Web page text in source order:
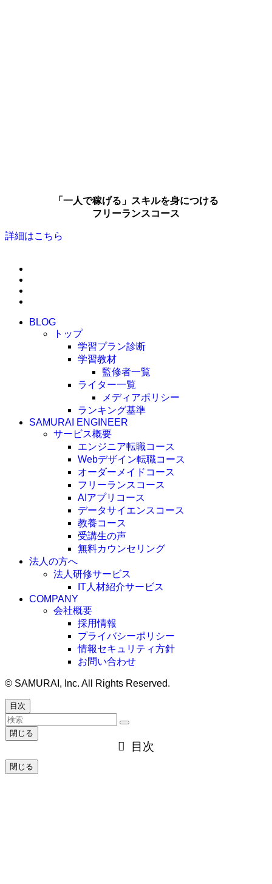
「一人で稼げる」スキルを身につける
フリーランスコース
詳細はこちら
BLOG
トップ
学習プラン診断
学習教材
監修者一覧
ライター一覧
メディアポリシー
ランキング基準
SAMURAI ENGINEER
サービス概要
エンジニア転職コース
Webデザイン転職コース
オーダーメイドコース
フリーランスコース
AIアプリコース
データサイエンスコース
教養コース
受講生の声
無料カウンセリング
法人の方へ
法人研修サービス
IT人材紹介サービス
COMPANY
会社概要
採用情報
プライバシーポリシー
情報セキュリティ方針
お問い合わせ
© SAMURAI, Inc. All Rights Reserved.
目次
閉じる
目次
閉じる